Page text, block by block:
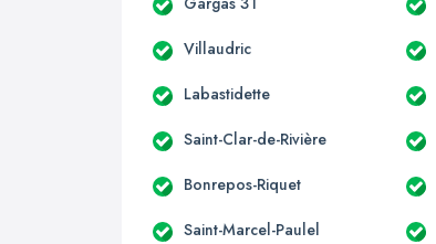
Villaudric
Labastidette
Saint-Clar-de-Rivière
Bonrepos-Riquet
Saint-Marcel-Paulel